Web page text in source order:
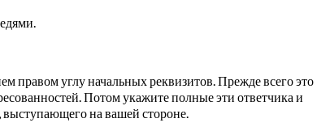
правом углу начальных реквизитов. Прежде всего это
Потом укажите полные эти ответчика и
выступающего на вашей стороне.